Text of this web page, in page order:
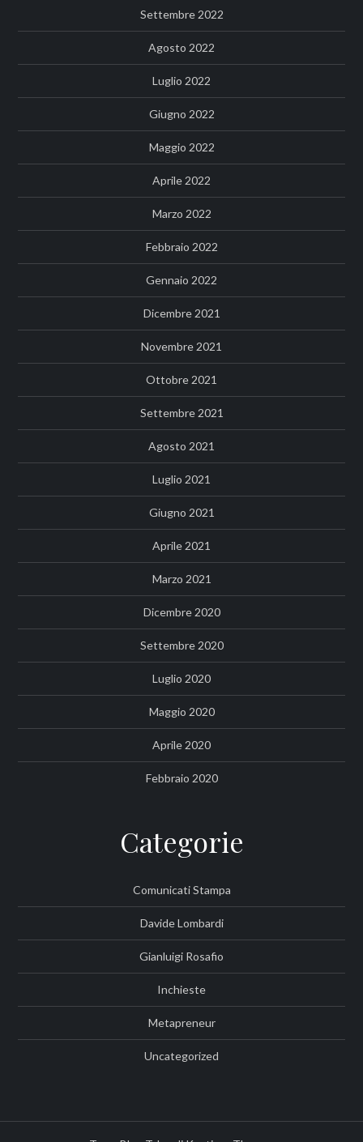
Settembre 2022
Agosto 2022
Luglio 2022
Giugno 2022
Maggio 2022
Aprile 2022
Marzo 2022
Febbraio 2022
Gennaio 2022
Dicembre 2021
Novembre 2021
Ottobre 2021
Settembre 2021
Agosto 2021
Luglio 2021
Giugno 2021
Aprile 2021
Marzo 2021
Dicembre 2020
Settembre 2020
Luglio 2020
Maggio 2020
Aprile 2020
Febbraio 2020
Categorie
Comunicati Stampa
Davide Lombardi
Gianluigi Rosafio
Inchieste
Metapreneur
Uncategorized